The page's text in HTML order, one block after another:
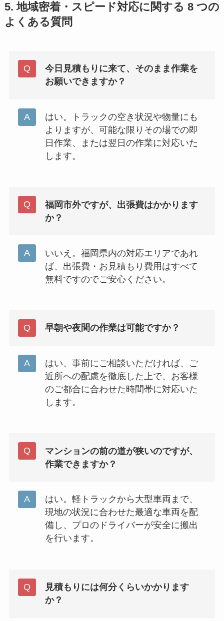
5. 地域密着・スピード対応に関する 8 つの
よくある質問
今日見積もりに来て、そのまま作業を
お願いできますか？
はい。トラックの空き状況や物量にも
よりますが、可能な限りその場での即
日作業、または翌日の作業に対応いた
します。
福岡市外ですが、出張費はかかります
か？
いいえ。福岡県内の対応エリアであれ
ば、出張費・お見積もり費用はすべて
無料ですのでご安心ください。
早朝や夜間の作業は可能ですか？
はい、事前にご相談いただければ、ご
近所への配慮を徹底した上で、お客様
のご都合に合わせた時間帯に対応いた
します。
マンションの前の道が狭いのですが、
作業できますか？
はい。軽トラックから大型車両まで、
現地の状況に合わせた最適な車両を配
備し、プロのドライバーが安全に搬出
を行います。
見積もりには何分くらいかかります
か？